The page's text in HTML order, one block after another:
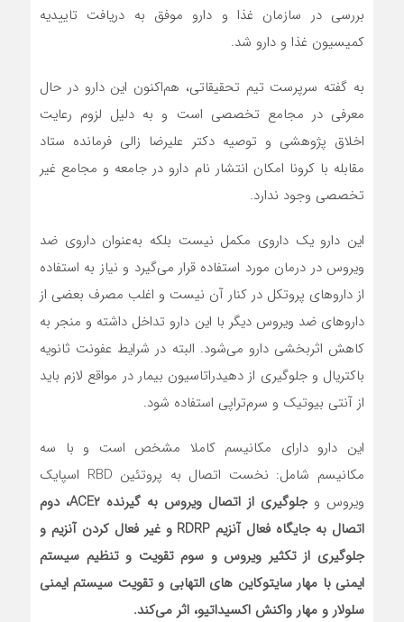
بررسی در سازمان غذا و دارو موفق به دریافت تاییدیه
کمیسیون غذا و دارو شد.
به گفته سرپرست تیم تحقیقاتی، هم‌اکنون این دارو در حال
معرفی در مجامع تخصصی است و به دلیل لزوم رعایت
اخلاق پژوهشی و توصیه دکتر علیرضا زالی فرمانده ستاد
مقابله با کرونا امکان انتشار نام دارو در جامعه و مجامع غیر
تخصصی وجود ندارد.
این دارو یک داروی مکمل نیست بلکه به‌عنوان داروی ضد
ویروس در درمان مورد استفاده قرار می‌گیرد و نیاز به استفاده
از داروهای پروتکل در کنار آن نیست و اغلب مصرف بعضی از
داروهای ضد ویروس دیگر با این دارو تداخل داشته و منجر به
کاهش اثربخشی دارو می‌شود. البته در شرایط عفونت ثانویه
باکتریال و جلوگیری از دهیدراتاسیون بیمار در مواقع لازم باید
از آنتی بیوتیک و سرم‌تراپی استفاده شود.
این دارو دارای مکانیسم کاملا مشخص است و با سه
مکانیسم شامل: نخست اتصال به پروتئین RBD اسپایک
ویروس و
جلوگیری از اتصال ویروس به گیرنده ACE۲، دوم
اتصال به جایگاه فعال آنزیم RDRP و غیر فعال کردن آنزیم و
جلوگیری از تکثیر ویروس و سوم تقویت و تنظیم سیستم
ایمنی با مهار سایتوکاین های التهابی و تقویت سیستم ایمنی
سلولار و مهار واکنش اکسیداتیو، اثر می‌کند.